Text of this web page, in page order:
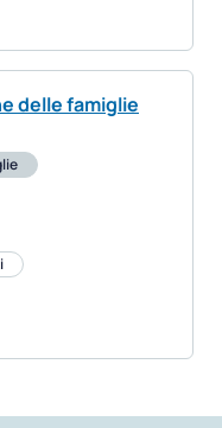
delle famiglie